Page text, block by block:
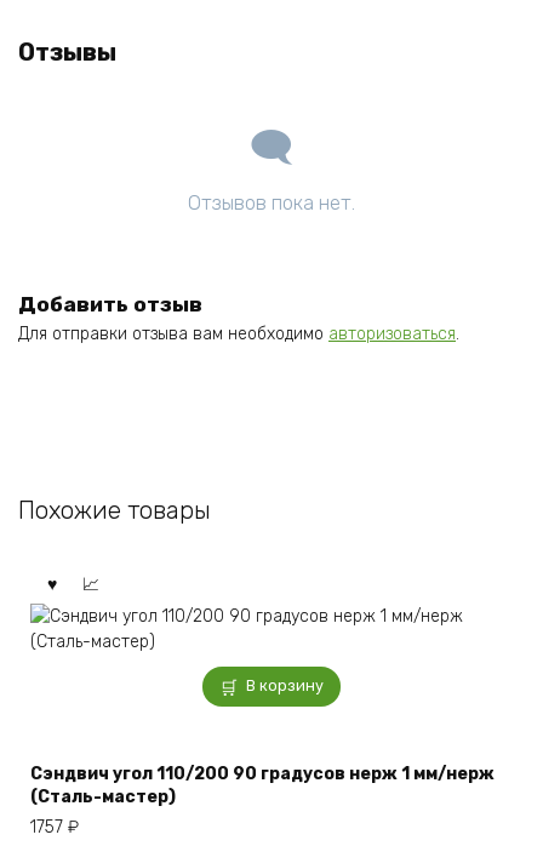
Отзывы
Отзывов пока нет.
Добавить отзыв
Для отправки отзыва вам необходимо авторизоваться.
Похожие товары
В корзину
Сэндвич угол 110/200 90 градусов нерж 1 мм/нерж
(Сталь-мастер)
1757 ₽